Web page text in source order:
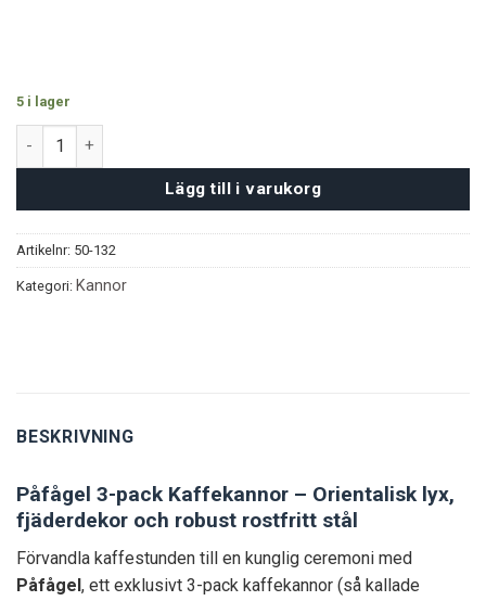
5 i lager
Påfågel Kannor 3-pack mängd
Lägg till i varukorg
Artikelnr: 50-132
Kategori: Kannor
BESKRIVNING
Påfågel 3-pack Kaffekannor – Orientalisk lyx,
fjäderdekor och robust rostfritt stål
Förvandla kaffestunden till en kunglig ceremoni med
Påfågel, ett exklusivt 3-pack kaffekannor (så kallade